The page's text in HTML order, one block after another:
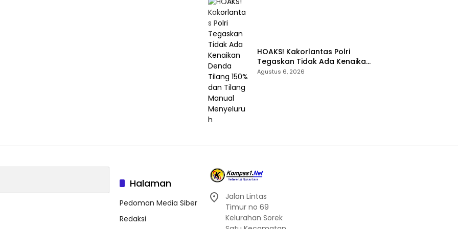
HOAKS! Kakorlantas Polri
Tegaskan Tidak Ada Kenaikan
Denda Tilang 150% dan Tilang
Agustus 6, 2026
Halaman
Pedoman Media Siber
Redaksi
Jalan Lintas
Timur no 69
Kelurahan Sorek